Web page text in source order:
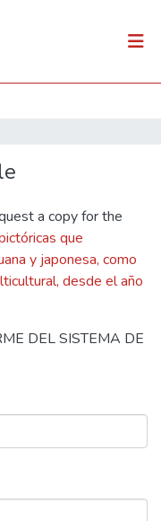
a copy for the
que
y japonesa, como
desde el año
DEL SISTEMA DE